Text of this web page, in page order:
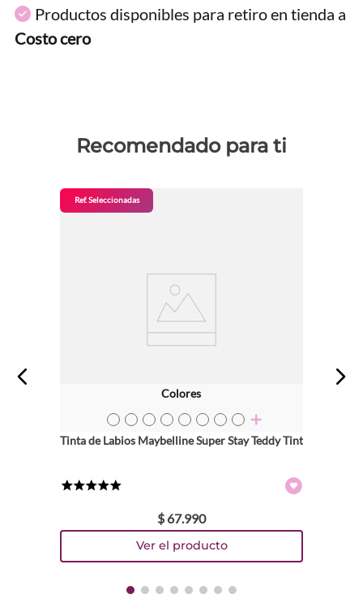
Productos disponibles para retiro en tienda a
Costo cero
Recomendado para ti
Ref. Seleccionadas
Colores
Tinta de Labios Maybelline Super Stay Teddy Tint
$ 67.990